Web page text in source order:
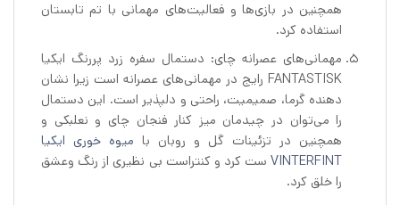
همچنین در بازی‌ها و فعالیت‌های مهمانی با تم تابستان
استفاده کرد.
مهمانی‌های عصرانه چای: دستمال سفره زرد پررنگ ایکیا
FANTASTISK رایج در مهمانی‌های عصرانه است زیرا نشان
دهنده گرما، صمیمیت، راحتی و دلپذیر است. این دستمال
را می‌توان در چیدمان میز کنار فنجان چای و نعلبکی و
همچنین در تزئینات گل و روبان با میوه خوری ایکیا
VINTERFINTست کرد و کنتراست بی نظیری از رنگ وعشق
را خلق کرد.